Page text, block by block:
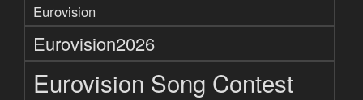
Eurovision
Eurovision2026
Eurovision Song Contest